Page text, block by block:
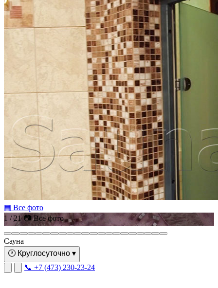
▦ Все фото
1 / 21 📷 Все фото
Сауна
🕐 Круглосуточно ▾
📞 +7 (473) 230-23-24